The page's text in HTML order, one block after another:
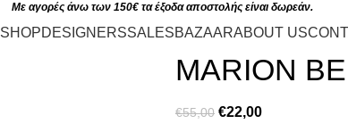
Με αγορές άνω των 150€ τα έξοδα αποστολής είναι δωρεάν.
SHOPDESIGNERSSALESBAZAARABOUT US
MARION
€55,00 €22,00